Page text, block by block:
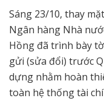
Sáng 23/10, thay
Ngân hàng Nhà
Hồng đã trình bày
gửi (sửa đổi) trước
dựng nhằm hoàn
toàn hệ thống tài